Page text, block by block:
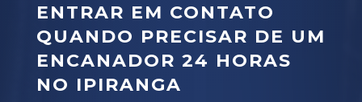
ENTRAR EM CONTATO
QUANDO PRECISAR DE UM
ENCANADOR 24 HORAS
NO IPIRANGA